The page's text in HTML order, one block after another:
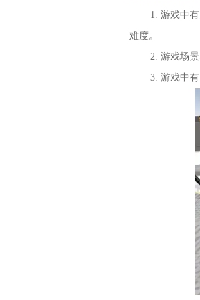
1. 游戏中
难度。
2. 游戏场
3. 游戏中